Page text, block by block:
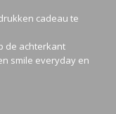
cadeau te
de achterkant
smile everyday en